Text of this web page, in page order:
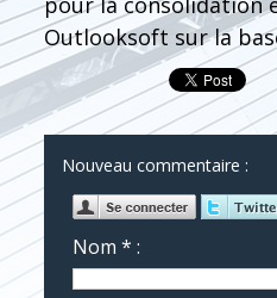
Outlooksoft sur la
Nouveau commentaire :
Nom * :